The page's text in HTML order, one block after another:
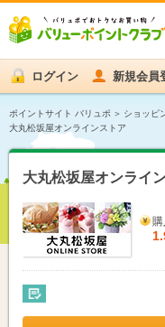
ログイン 新規会員
ポイントサイト バリュポ ショッピ
大丸松坂屋オンラインストア
大丸松坂屋オンライ